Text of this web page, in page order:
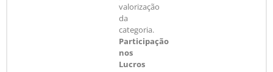
valorização
da
categoria.
Participação
nos
Lucros